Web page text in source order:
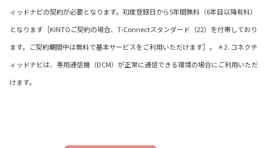
ィッドナビの契約が必要となります。初度登録日から5年間無料（6年目以降有料）
となります［KINTOご契約の場合、T-Connectスタンダード（22）を付帯しており
ます。ご契約期間中は無料で基本サービスをご利用いただけます］。 ＊2. コネクテ
ィッドナビは、専用通信機（DCM）が正常に通信できる環境の場合にご利用いただ
けます。